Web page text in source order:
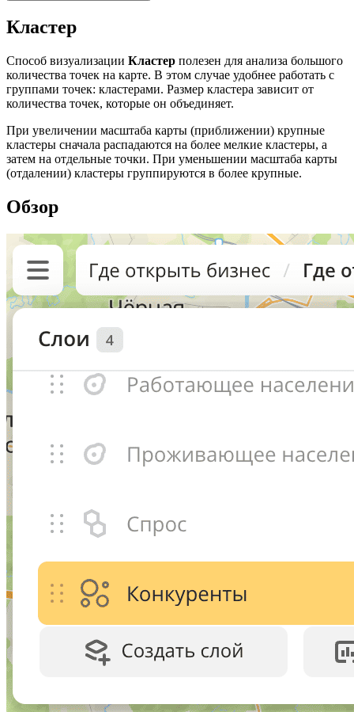
Кластер
Способ визуализации Кластер полезен для анализа большого
количества точек на карте. В этом случае удобнее работать с
группами точек: кластерами. Размер кластера зависит от
количества точек, которые он объединяет.
При увеличении масштаба карты (приближении) крупные
кластеры сначала распадаются на более мелкие кластеры, а
затем на отдельные точки. При уменьшении масштаба карты
(отдалении) кластеры группируются в более крупные.
Обзор